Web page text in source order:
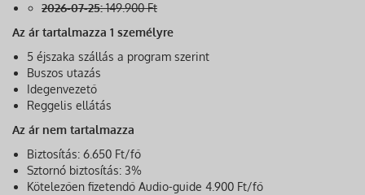
2026-07-25:149.900 Ft
Az ár tartalmazza 1 személyre
5 éjszaka szállás a program szerint
Buszos utazás
Idegenvezető
Reggelis ellátás
Az ár nem tartalmazza
Biztosítás: 6.650 Ft/fő
Sztornó biztosítás: 3%
Kötelezően fizetendő Audio-guide 4.900 Ft/fő